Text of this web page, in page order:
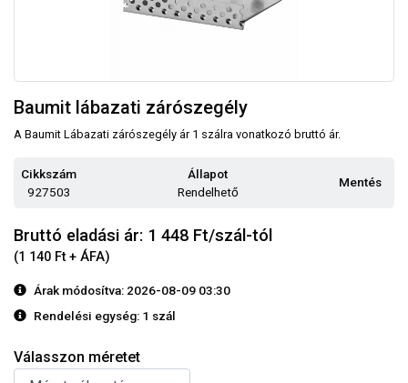
Baumit lábazati zárószegély
A Baumit Lábazati zárószegély ár 1 szálra vonatkozó bruttó ár.
Cikkszám
927503
Állapot
Rendelhető
Mentés
Bruttó eladási ár: 1 448 Ft/szál-tól
(1 140 Ft + ÁFA)
Árak módosítva: 2026-08-09 03:30
Rendelési egység: 1 szál
Válasszon méretet